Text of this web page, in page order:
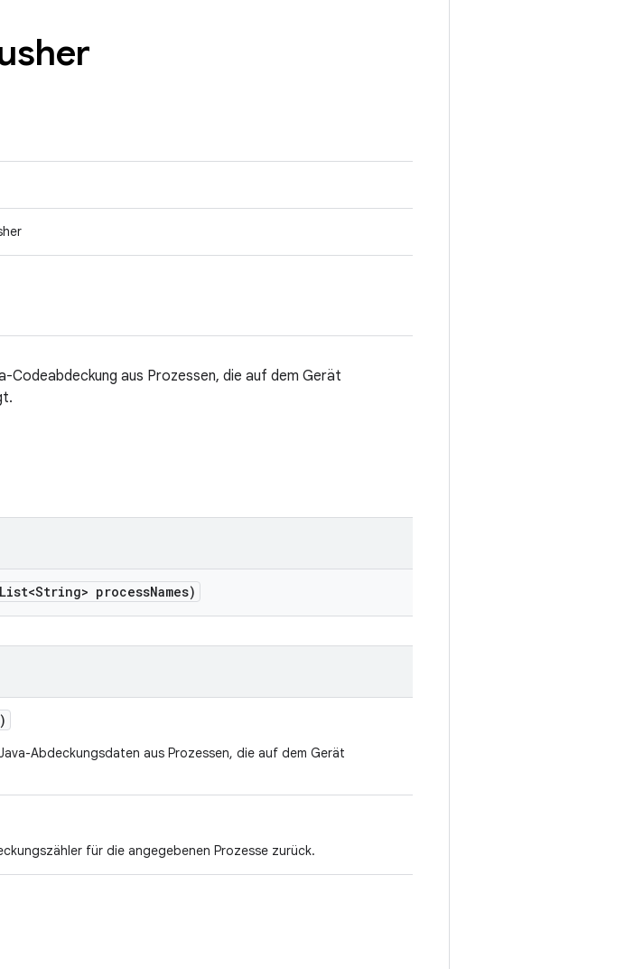
Codeabdeckung aus Prozessen, die auf dem Gerät
List<String> processNames)
Abdeckungsdaten aus Prozessen, die auf dem Gerät
für die angegebenen Prozesse zurück.